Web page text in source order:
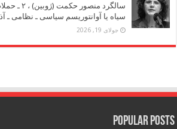
سالگرد
سیاه یا آوانتوریسم سیاسی ـ نظامی ـ
جولای 19, 2026
Popular Posts